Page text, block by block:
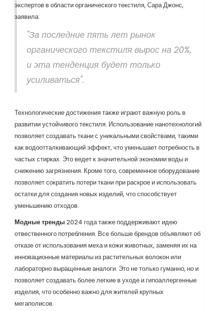
экспертов в области органического текстиля, Сара Джонс,
заявила:
"За последние пять лет рынок
органического текстиля вырос на 20%,
и эта тенденция будет только
усиливаться".
Технологические достижения также играют важную роль в
развитии устойчивого текстиля. Использование нанотехнологий
позволяет создавать ткани с уникальными свойствами, такими
как водоотталкивающий эффект, что уменьшает потребность в
частых стирках. Это ведет к значительной экономии воды и
снижению загрязнения. Кроме того, современное оборудование
позволяет сократить потери ткани при раскрое и использовать
остатки для создания новых изделий, что способствует
уменьшению отходов.
Модные тренды2024 года также поддерживают идею
отвественного потребления. Все больше брендов объявляют об
отказе от использования меха и кожи животных, заменяя их на
инновационные материалы из растительных волокон или
лабораторно выращенные аналоги. Это не только гуманно, но и
позволяет создавать более легкие в уходе и гипоаллергенные
изделия, что особенно важно для жителей крупных
мегаполисов.